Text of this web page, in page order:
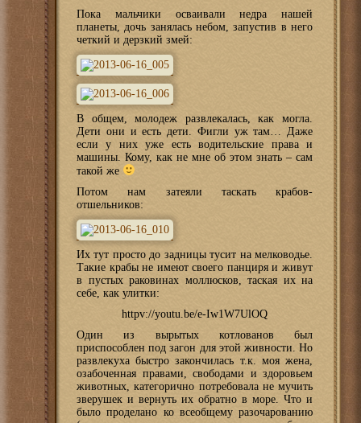
Пока мальчики осваивали недра нашей
планеты, дочь занялась небом, запустив в него
четкий и дерзкий змей:
В общем, молодеж развлекалась, как могла.
Дети они и есть дети. Фигли уж там… Даже
если у них уже есть водительские права и
машины. Кому, как не мне об этом знать – сам
такой же
Потом нам затеяли таскать крабов-
отшельников:
Их тут просто до задницы тусит на мелководье.
Такие крабы не имеют своего панциря и живут
в пустых раковинах моллюсков, таская их на
себе, как улитки:
httpv://youtu.be/e-Iw1W7UlOQ
Один из вырытых котлованов был
приспособлен под загон для этой живности. Но
развлекуха быстро закончилась т.к. моя жена,
озабоченная правами, свободами и здоровьем
животных, категорично потребовала не мучить
зверушек и вернуть их обратно в море. Что и
было проделано ко всеобщему разочарованию